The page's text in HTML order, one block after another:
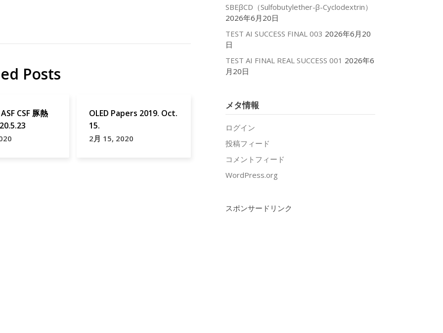
Posts
CSF 豚熱
OLED Papers 2019. Oct.
15.
2月 15, 2020
SBEβCD（Sulfobutylether-β-Cyclodextrin）
2026年6月20日
TEST AI SUCCESS FINAL 003 2026年6月20
日
TEST AI FINAL REAL SUCCESS 001 2026年6
月20日
メタ情報
ログイン
投稿フィード
コメントフィード
WordPress.org
スポンサードリンク